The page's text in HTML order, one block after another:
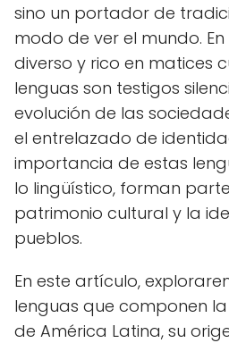
sino un portador de
modo de ver el mundo.
diverso y rico en matices
lenguas son testigos
evolución de las
el entrelazado de
importancia de estas
lo lingüístico, forman
patrimonio cultural y la
pueblos.
En este artículo,
lenguas que componen
de América Latina, su